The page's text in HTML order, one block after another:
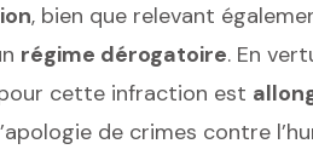
, bien que relevant
régime dérogatoire. En
cette infraction est
de crimes contre